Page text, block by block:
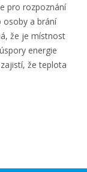
pro rozpoznání
osoby a brání
že je místnost
energie
zajistí, že teplota